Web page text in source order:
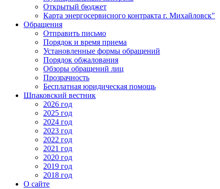
Открытый бюджет
Карта энергосервисного контракта г. Михайловск"
Обращения
Отправить письмо
Порядок и время приема
Установленные формы обращений
Порядок обжалования
Обзоры обращений лиц
Прозрачность
Бесплатная юридическая помощь
Шпаковский вестник
2026 год
2025 год
2024 год
2023 год
2022 год
2021 год
2020 год
2019 год
2018 год
О сайте